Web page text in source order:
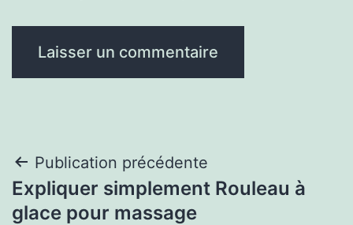
Navigation
de
Publication précédente
Expliquer simplement Rouleau à
glace pour massage